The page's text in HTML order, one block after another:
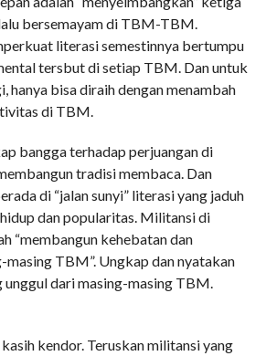
bersemayam di TBM-TBM.
literasi semestinnya bertumpu
tersbut di setiap TBM. Dan untuk
hanya bisa diraih dengan menambah
di TBM.
bangga terhadap perjuangan di
tradisi membaca. Dan
di “jalan sunyi” literasi yang jaduh
dan popularitas. Militansi di
“membangun kehebatan dan
masing TBM”. Ungkap dan nyatakan
unggul dari masing-masing TBM.
kendor. Teruskan militansi yang